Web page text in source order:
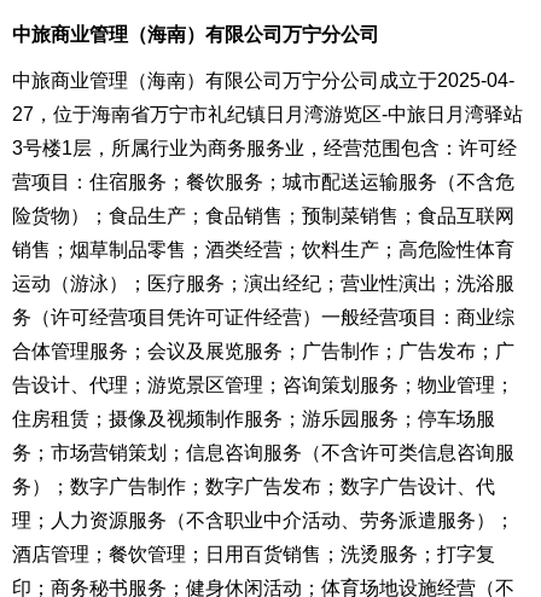
中旅商业管理（海南）有限公司万宁分公司
中旅商业管理（海南）有限公司万宁分公司成立于2025-04-
27，位于海南省万宁市礼纪镇日月湾游览区-中旅日月湾驿站
3号楼1层，所属行业为商务服务业，经营范围包含：许可经
营项目：住宿服务；餐饮服务；城市配送运输服务（不含危
险货物）；食品生产；食品销售；预制菜销售；食品互联网
销售；烟草制品零售；酒类经营；饮料生产；高危险性体育
运动（游泳）；医疗服务；演出经纪；营业性演出；洗浴服
务（许可经营项目凭许可证件经营）一般经营项目：商业综
合体管理服务；会议及展览服务；广告制作；广告发布；广
告设计、代理；游览景区管理；咨询策划服务；物业管理；
住房租赁；摄像及视频制作服务；游乐园服务；停车场服
务；市场营销策划；信息咨询服务（不含许可类信息咨询服
务）；数字广告制作；数字广告发布；数字广告设计、代
理；人力资源服务（不含职业中介活动、劳务派遣服务）；
酒店管理；餐饮管理；日用百货销售；洗烫服务；打字复
印；商务秘书服务；健身休闲活动；体育场地设施经营（不